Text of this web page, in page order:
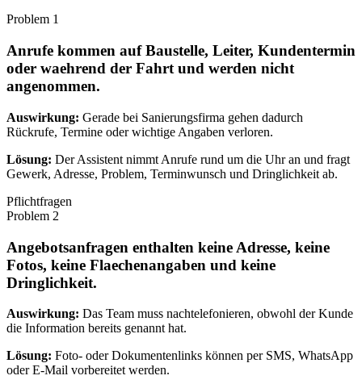
Problem 1
Anrufe kommen auf Baustelle, Leiter, Kundentermin
oder waehrend der Fahrt und werden nicht
angenommen.
Auswirkung: Gerade bei Sanierungsfirma gehen dadurch
Rückrufe, Termine oder wichtige Angaben verloren.
Lösung: Der Assistent nimmt Anrufe rund um die Uhr an und fragt
Gewerk, Adresse, Problem, Terminwunsch und Dringlichkeit ab.
Pflichtfragen
Problem 2
Angebotsanfragen enthalten keine Adresse, keine
Fotos, keine Flaechenangaben und keine
Dringlichkeit.
Auswirkung: Das Team muss nachtelefonieren, obwohl der Kunde
die Information bereits genannt hat.
Lösung: Foto- oder Dokumentenlinks können per SMS, WhatsApp
oder E-Mail vorbereitet werden.